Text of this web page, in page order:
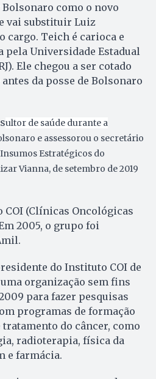
como o novo
vai substituir Luiz
cargo. Teich é carioca e
pela Universidade Estadual
Ele chegou a ser cotado
antes da posse de Bolsonaro
ultor de saúde durante a
e assessorou o secretário
Estratégicos do
Vianna, de setembro de 2019
COI (Clínicas Oncológicas
2005, o grupo foi
do Instituto COI de
uma organização sem fins
para fazer pesquisas
programas de formação
tratamento do câncer, como
radioterapia, física da
e farmácia.